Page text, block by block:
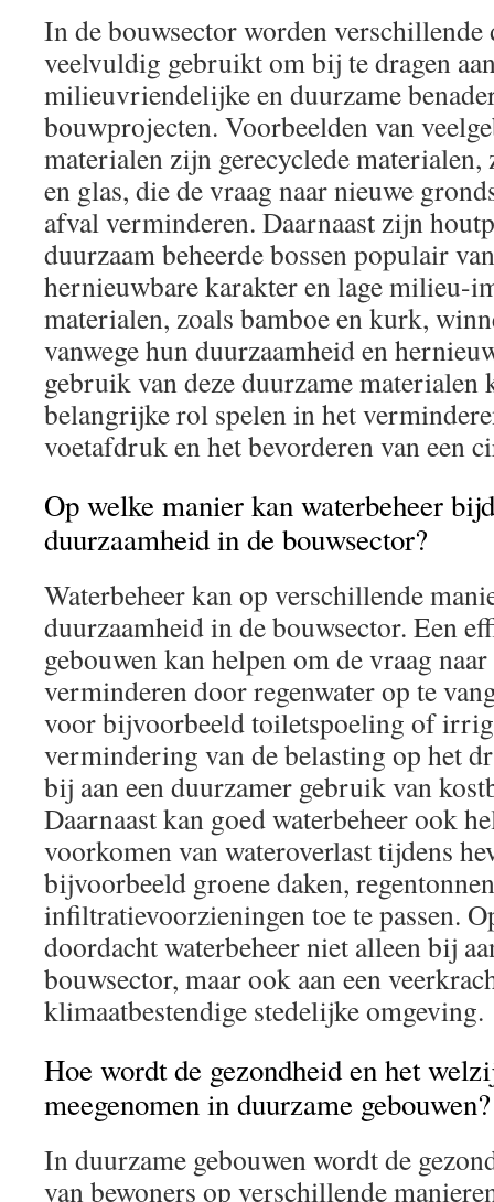
In de bouwsector worden
veelvuldig gebruikt om bij te dragen
milieuvriendelijke en duurzame
bouwprojecten. Voorbeelden van
materialen zijn gerecyclede materialen,
en glas, die de vraag naar nieuwe
afval verminderen. Daarnaast zijn
duurzaam beheerde bossen populair
hernieuwbare karakter en lage milieu-
materialen, zoals bamboe en kurk,
vanwege hun duurzaamheid en
gebruik van deze duurzame materialen
belangrijke rol spelen in het
voetafdruk en het bevorderen van een
Op welke manier kan waterbeheer
duurzaamheid in de bouwsector?
Waterbeheer kan op verschillende
duurzaamheid in de bouwsector. Een
gebouwen kan helpen om de vraag
verminderen door regenwater op te
voor bijvoorbeeld toiletspoeling of
vermindering van de belasting op het
bij aan een duurzamer gebruik van
Daarnaast kan goed waterbeheer ook
voorkomen van wateroverlast tijdens
bijvoorbeeld groene daken,
infiltratievoorzieningen toe te passen.
doordacht waterbeheer niet alleen bij
bouwsector, maar ook aan een
klimaatbestendige stedelijke omgeving.
Hoe wordt de gezondheid en het
meegenomen in duurzame gebouwen?
In duurzame gebouwen wordt de
van bewoners op verschillende